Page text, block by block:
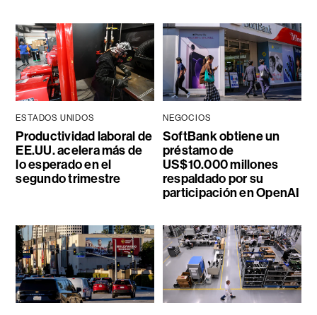
ESTADOS UNIDOS
Productividad laboral de
EE.UU. acelera más de
lo esperado en el
segundo trimestre
NEGOCIOS
SoftBank obtiene un
préstamo de
US$10.000 millones
respaldado por su
participación en OpenAI